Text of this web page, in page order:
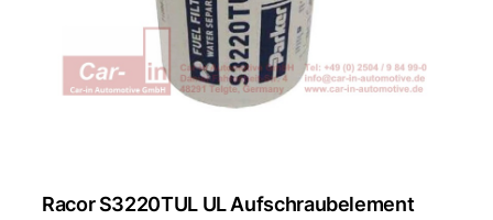
Racor S3220TUL UL Aufschraubelement